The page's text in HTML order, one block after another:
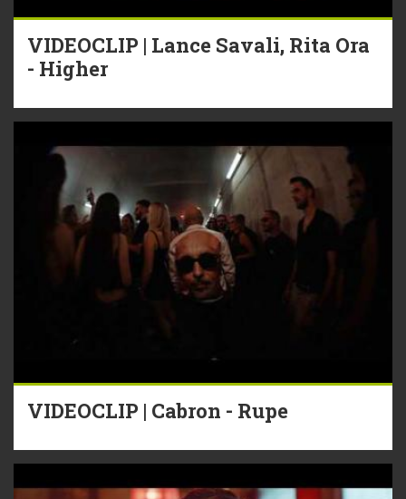
VIDEOCLIP | Lance Savali, Rita Ora
- Higher
VIDEOCLIP | Cabron - Rupe